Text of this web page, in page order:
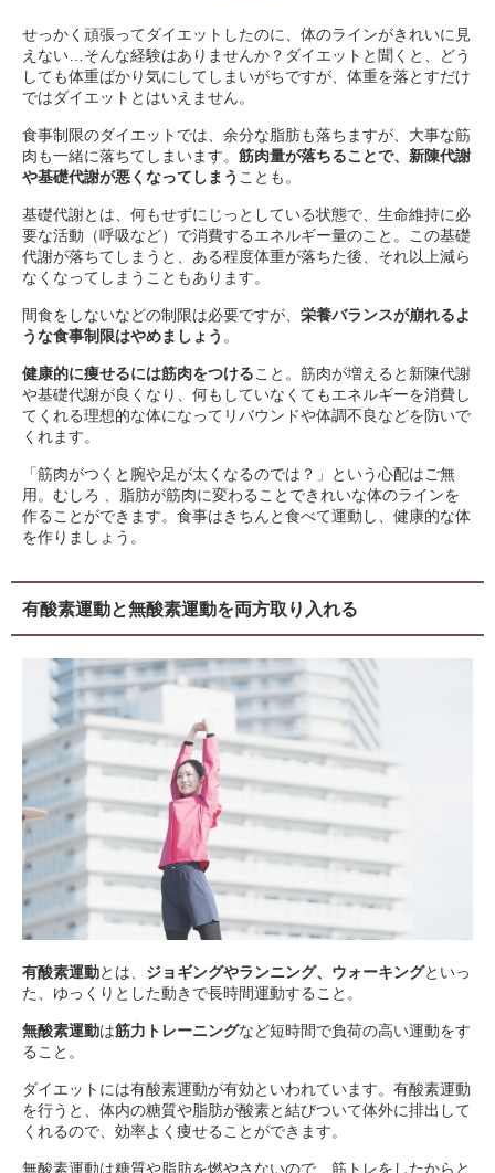
せっかく頑張ってダイエットしたのに、体のラインがきれいに見
えない…そんな経験はありませんか？ダイエットと聞くと、どう
しても体重ばかり気にしてしまいがちですが、体重を落とすだけ
ではダイエットとはいえません。
食事制限のダイエットでは、余分な脂肪も落ちますが、大事な筋
肉も一緒に落ちてしまいます。 筋肉量が落ちることで、新陳代謝
や基礎代謝が悪くなってしまう ことも。
基礎代謝とは、何もせずにじっとしている状態で、生命維持に必
要な活動（呼吸など）で消費するエネルギー量のこと。この基礎
代謝が落ちてしまうと、ある程度体重が落ちた後、それ以上減ら
なくなってしまうこともあります。
間食をしないなどの制限は必要ですが、 栄養バランスが崩れるよ
うな食事制限はやめましょう 。
健康的に痩せるには筋肉をつけること。筋肉が増えると新陳代謝
や基礎代謝が良くなり、何もしていなくてもエネルギーを消費し
てくれる理想的な体になってリバウンドや体調不良などを防いで
くれます。
「筋肉がつくと腕や足が太くなるのでは？」という心配はご無
用。むしろ 、脂肪が筋肉に変わることできれいな体のラインを
作ることができます。食事はきちんと食べて運動し、健康的な体
を作りましょう。
有酸素運動と無酸素運動を両方取り入れる
有酸素運動とは、 ジョギングやランニング、ウォーキングといっ
た、ゆっくりとした動きで長時間運動すること。
無酸素運動は筋力トレーニングなど短時間で負荷の高い運動をす
ること。
ダイエットには有酸素運動が有効といわれています。有酸素運動
を行うと、体内の糖質や脂肪が酸素と結びついて体外に排出して
くれるので、効率よく痩せることができます。
無酸素運動は糖質や脂肪を燃やさないので、筋トレをしたからと